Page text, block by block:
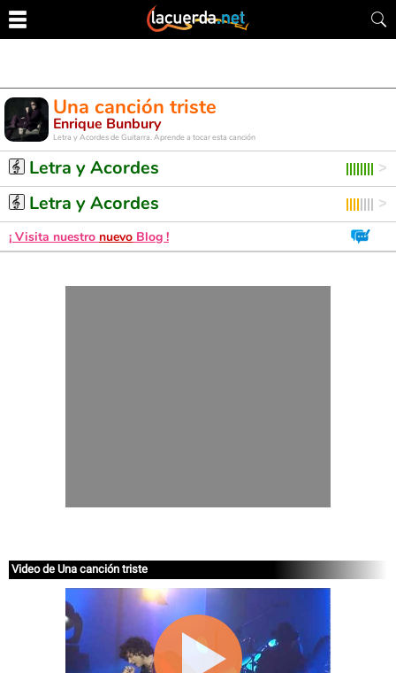
Una canción triste
Enrique Bunbury
Letra y Acordes de Guitarra. Aprende a tocar esta canción
Letra y Acordes
Letra y Acordes
¡ Visita nuestro nuevo Blog !
Video de Una canción triste